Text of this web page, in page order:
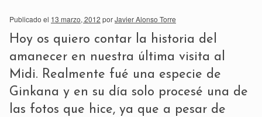
Publicado el 13 marzo, 2012 porJavier Alonso Torre
Hoy os quiero contar la historia del
amanecer en nuestra última visita al
Midi. Realmente fué una especie de
Ginkana y en su día solo procesé una de
las fotos que hice, ya que a pesar de